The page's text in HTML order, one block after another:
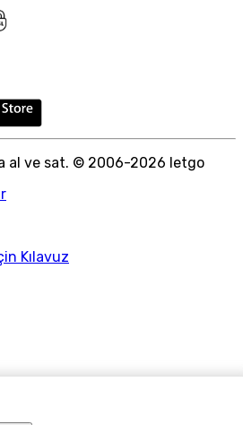
al ve sat. © 2006-2026 letgo
Kılavuz